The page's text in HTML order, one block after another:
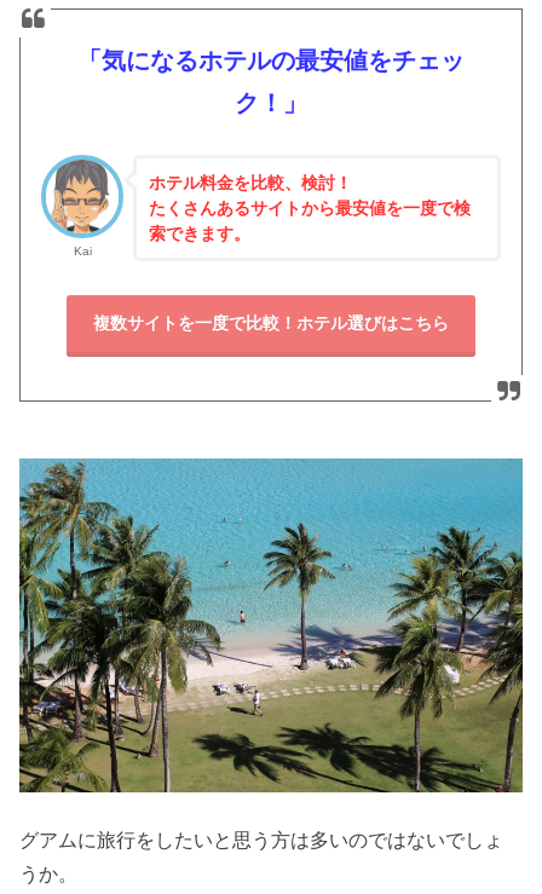
「気になるホテルの最安値をチェッ
ク！」
Kai
ホテル料金を比較、検討！
たくさんあるサイトから最安値を一度で検
索できます。
複数サイトを一度で比較！ホテル選びはこちら
グアムに旅行をしたいと思う方は多いのではないでしょ
うか。